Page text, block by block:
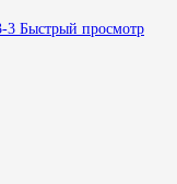
Быстрый просмотр